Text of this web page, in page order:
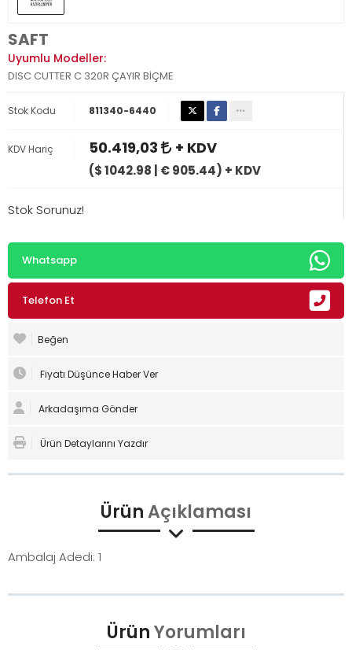
SAFT
Uyumlu Modeller:
DISC CUTTER C 320R ÇAYIR BİÇME
Stok Kodu 811340-6440
KDV Hariç 50.419,03 + KDV
($ 1042.98 | € 905.44) + KDV
Stok Sorunuz!
Whatsapp
Telefon Et
Beğen
Fiyatı Düşünce Haber Ver
Arkadaşıma Gönder
Ürün Detaylarını Yazdır
ÜrünAçıklaması
Ambalaj Adedi: 1
ÜrünYorumları